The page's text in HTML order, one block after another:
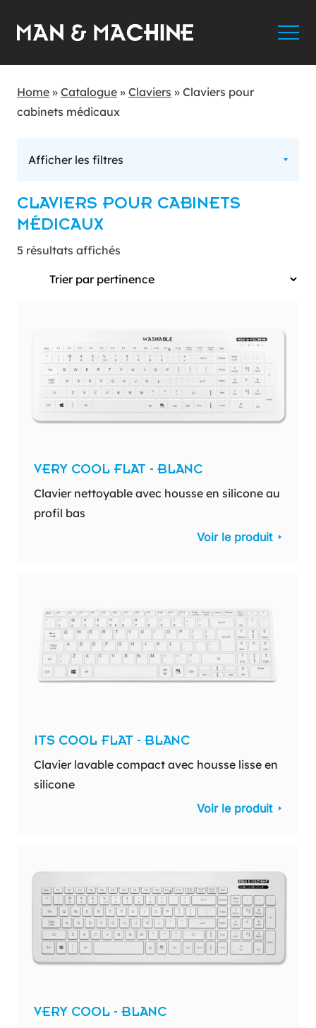
Home » Catalogue » Claviers » Claviers pour
cabinets médicaux
Afficher les filtres
CLAVIERS POUR CABINETS
MÉDICAUX
5 résultats affichés
VERY COOL FLAT - BLANC
Clavier nettoyable avec housse en silicone au
profil bas
Voir le produit
ITS COOL FLAT - BLANC
Clavier lavable compact avec housse lisse en
silicone
Voir le produit
VERY COOL - BLANC